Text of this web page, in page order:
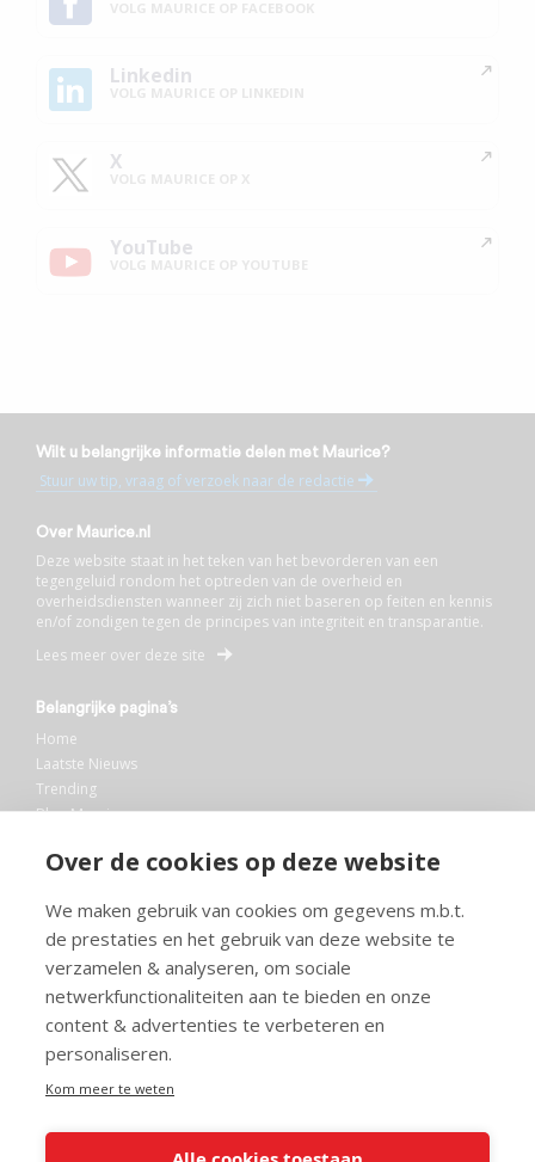
Over de cookies op deze website
We maken gebruik van cookies om gegevens m.b.t.
de prestaties en het gebruik van deze website te
verzamelen & analyseren, om sociale
netwerkfunctionaliteiten aan te bieden en onze
content & advertenties te verbeteren en
personaliseren.
Kom meer te weten
Linkedin
X
YouTube
Wilt u belangrijke informatie delen met Maurice?
Stuur uw tip, vraag of verzoek naar de redactie
Over Maurice.nl
Deze website staat in het teken van het bevorderen van een
tegengeluid rondom het optreden van de overheid en
overheidsdiensten wanneer zij zich niet baseren op feiten en kennis
en/of zondigen tegen de principes van integriteit en transparantie.
Lees meer over deze site
Belangrijke pagina’s
Home
Laatste Nieuws
Trending
Blog Maurice
Bibliotheek
Info en service
FAQ
Doneren
Privacy
Voorwaarden
Meedoen